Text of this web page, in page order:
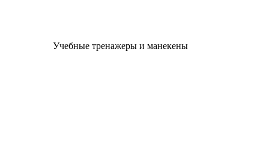
Учебные тренажеры и манекены